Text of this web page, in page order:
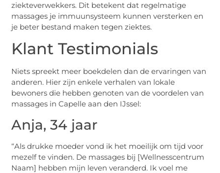
ziekteverwekkers. Dit betekent dat regelmatige
massages je immuunsysteem kunnen versterken en
je beter bestand maken tegen ziektes.
Klant Testimonials
Niets spreekt meer boekdelen dan de ervaringen van
anderen. Hier zijn enkele verhalen van lokale
bewoners die hebben genoten van de voordelen van
massages in Capelle aan den IJssel:
Anja, 34 jaar
“Als drukke moeder vond ik het moeilijk om tijd voor
mezelf te vinden. De massages bij [Wellnesscentrum
Naam] hebben mijn leven veranderd. Ik voel me